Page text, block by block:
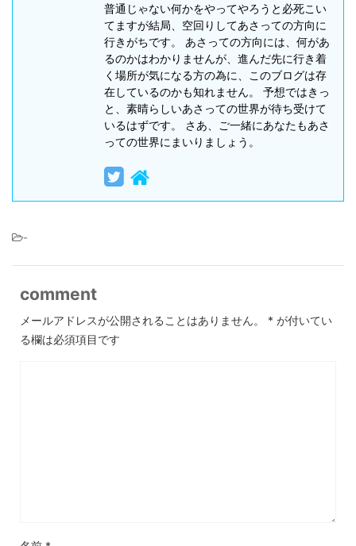
普通じゃない何かをやってやろうと必死こい
てますが結局、空回りしてあさっての方向に
行きがちです。 あさっての方向には、何があ
るのかはわかりませんが、進んだ先に行き着
く場所が気になる方の為に、このブログは存
在しているのかも知れません。 予想ではきっ
と、素晴らしいあさっての世界が待ち受けて
いるはずです。 さあ、ご一緒にあなたもあさ
っての世界にまいりましょう。
-
comment
メールアドレスが公開されることはありません。 * が付いてい
る欄は必須項目です